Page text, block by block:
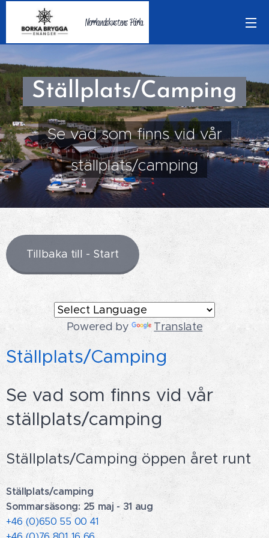
Norrlandskustens Pärla
Ställplats/Camping
Se vad som finns vid vår
ställplats/camping
Tillbaka till - Start
Powered by Translate
Ställplats/Camping
Se vad som finns vid vår
ställplats/camping
Ställplats/Camping öppen året runt
Ställplats/camping
Sommarsäsong: 25 maj - 31 aug
+46 (0)650 55 00 41